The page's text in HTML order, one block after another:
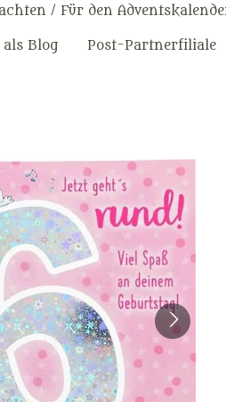
/ Für den
Blog Post-Partnerfiliale